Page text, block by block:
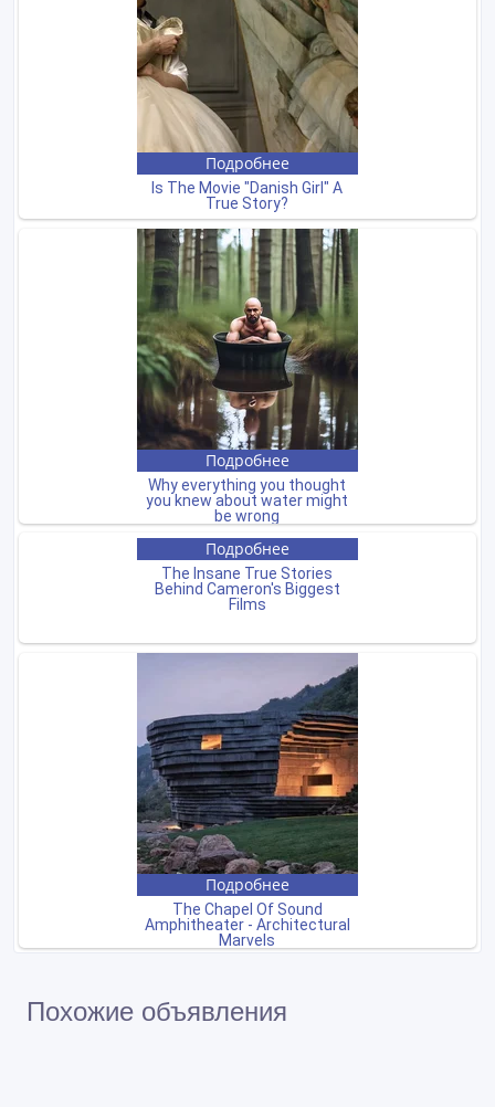
Похожие объявления